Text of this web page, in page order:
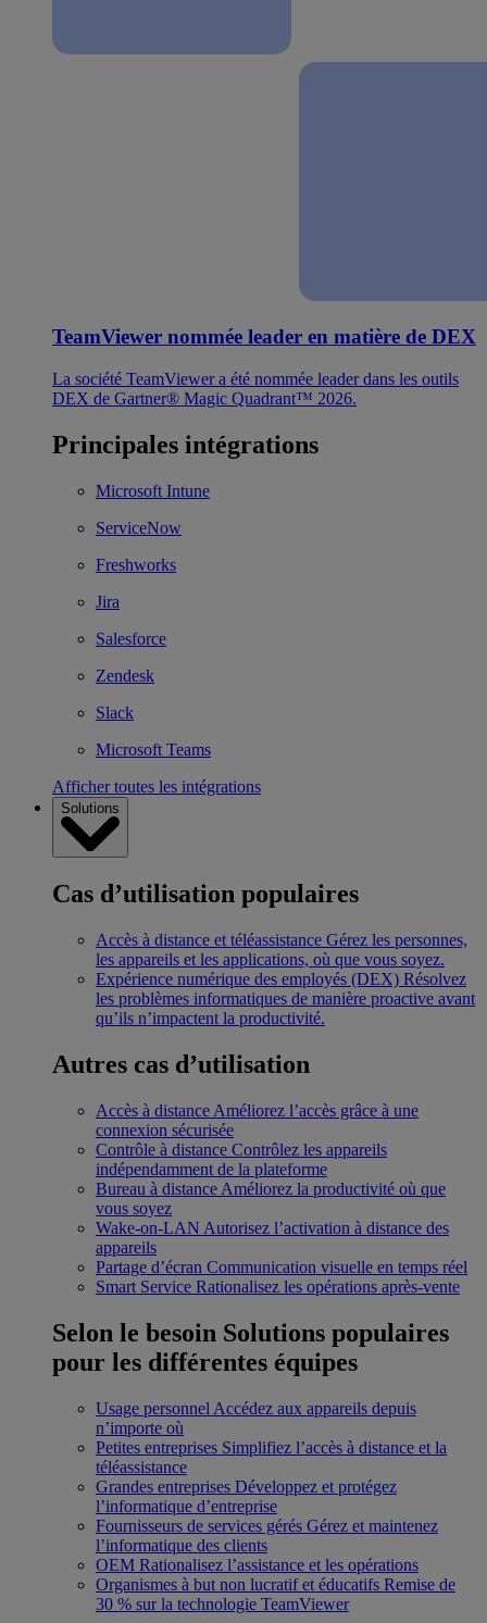
TeamViewer nommée leader en matière de DEX
La société TeamViewer a été nommée leader dans les outils
DEX de Gartner® Magic Quadrant™ 2026.
Principales intégrations
Microsoft Intune
ServiceNow
Freshworks
Jira
Salesforce
Zendesk
Slack
Microsoft Teams
Afficher toutes les intégrations
Solutions
Cas d’utilisation populaires
Accès à distance et téléassistance Gérez les personnes,
les appareils et les applications, où que vous soyez.
Expérience numérique des employés (DEX) Résolvez
les problèmes informatiques de manière proactive avant
qu’ils n’impactent la productivité.
Autres cas d’utilisation
Accès à distance Améliorez l’accès grâce à une
connexion sécurisée
Contrôle à distance Contrôlez les appareils
indépendamment de la plateforme
Bureau à distance Améliorez la productivité où que
vous soyez
Wake-on-LAN Autorisez l’activation à distance des
appareils
Partage d’écran Communication visuelle en temps réel
Smart Service Rationalisez les opérations après-vente
Selon le besoin Solutions populaires
pour les différentes équipes
Usage personnel Accédez aux appareils depuis
n’importe où
Petites entreprises Simplifiez l’accès à distance et la
téléassistance
Grandes entreprises Développez et protégez
l’informatique d’entreprise
Fournisseurs de services gérés Gérez et maintenez
l’informatique des clients
OEM Rationalisez l’assistance et les opérations
Organismes à but non lucratif et éducatifs Remise de
30 % sur la technologie TeamViewer